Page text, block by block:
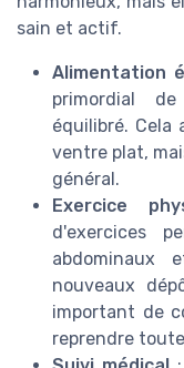
sain et actif.
Alimentation
primordial
équilibré. Cela
ventre plat,
général.
Exercice
d'exercices
abdominaux
nouveaux
important de
reprendre